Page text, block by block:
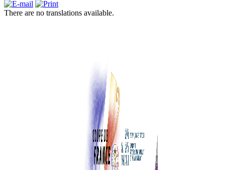
There are no translations available.